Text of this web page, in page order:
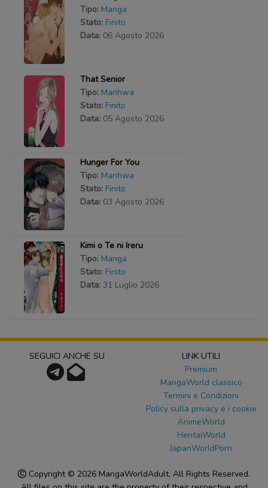
Tipo: Manga
Stato: Finito
Data: 06 Agosto 2026
That Senior
Tipo: Manhwa
Stato: Finito
Data: 05 Agosto 2026
Hunger For You
Tipo: Manhwa
Stato: Finito
Data: 03 Agosto 2026
Kimi o Te ni Ireru
Tipo: Manga
Stato: Finito
Data: 31 Luglio 2026
SEGUICI ANCHE SU
LINK UTILI
Premium
MangaWorld classico
Termini e Condizioni
Policy sulla privacy e i cookie
AnimeWorld
HentaiWorld
JapanWorldPorn
Copyright © 2026 MangaWorldAdult, All Rights Reserved.